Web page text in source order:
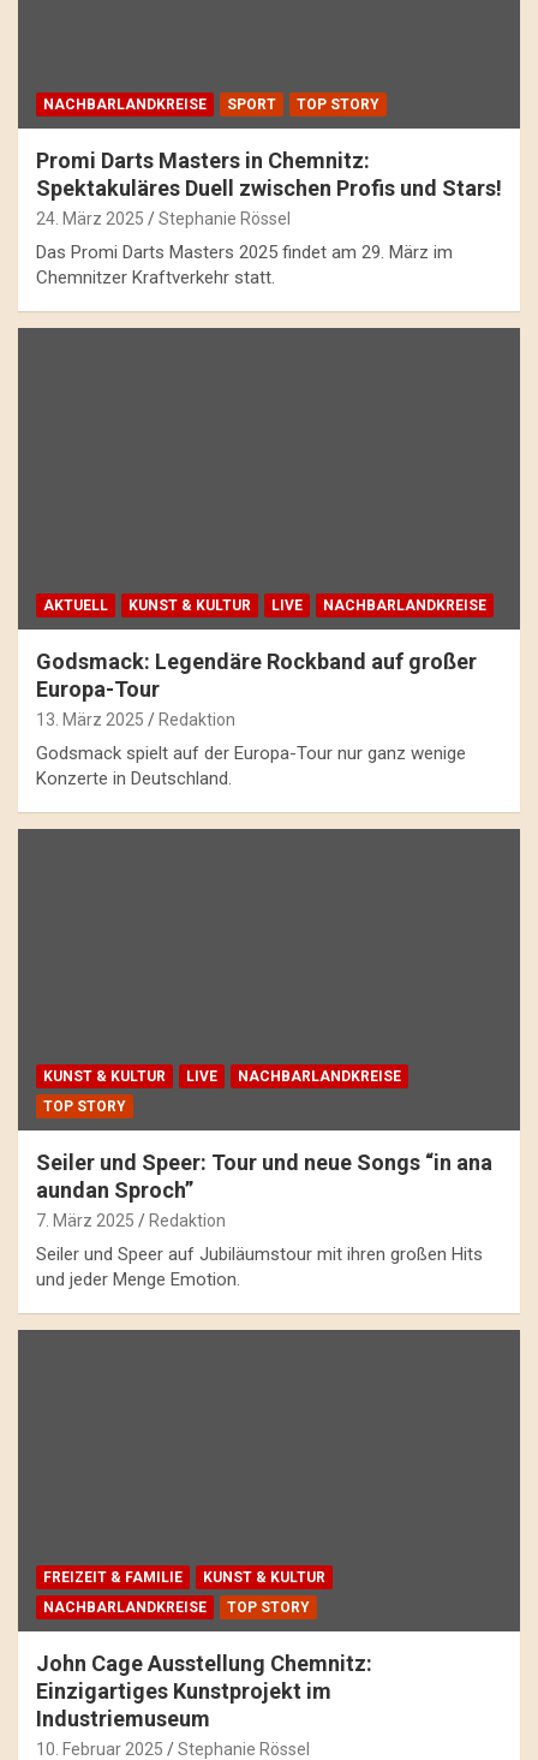
NACHBARLANDKREISE SPORT TOP STORY
Promi Darts Masters in Chemnitz:
Spektakuläres Duell zwischen Profis und Stars!
24. März 2025 Stephanie Rössel
Das Promi Darts Masters 2025 findet am 29. März im
Chemnitzer Kraftverkehr statt.
AKTUELL KUNST & KULTUR LIVE NACHBARLANDKREISE
Godsmack: Legendäre Rockband auf großer
Europa-Tour
13. März 2025 Redaktion
Godsmack spielt auf der Europa-Tour nur ganz wenige
Konzerte in Deutschland.
KUNST & KULTUR LIVE
NACHBARLANDKREISE
TOP STORY
Seiler und Speer: Tour und neue Songs “in ana
aundan Sproch”
7. März 2025 Redaktion
Seiler und Speer auf Jubiläumstour mit ihren großen Hits
und jeder Menge Emotion.
FREIZEIT & FAMILIE
KUNST & KULTUR
NACHBARLANDKREISE
TOP STORY
John Cage Ausstellung Chemnitz:
Einzigartiges Kunstprojekt im
Industriemuseum
10. Februar 2025 Stephanie Rössel